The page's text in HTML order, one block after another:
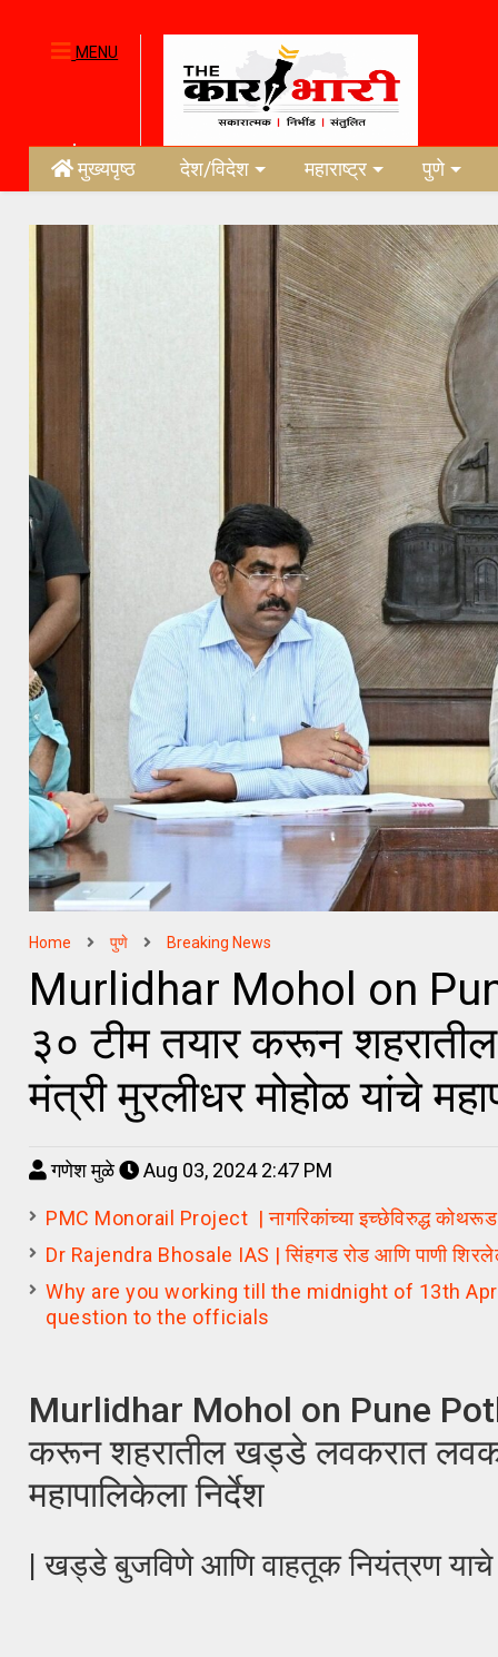
MENU
मुख्यपृष्ठ देश/विदेश महाराष्ट्र पुणे
Home पुणे Breaking News
Murlidhar Mohol on
३० टीम तयार करून
मंत्री मुरलीधर मोहोळ यांचे
गणेश मुळे Aug 03, 2024 2:47 PM
PMC Monorail Project | नागरिकांच्या इच्छेविरुद्ध कोथरूड
Dr Rajendra Bhosale IAS | सिंहगड रोड आणि पाणी
Why are you working till the midnight of 13th
question to the officials
Murlidhar Mohol on Pune
करून शहरातील खड्डे लवकरात
महापालिकेला निर्देश
| खड्डे बुजविणे आणि वाहतूक नियंत्रण याचे